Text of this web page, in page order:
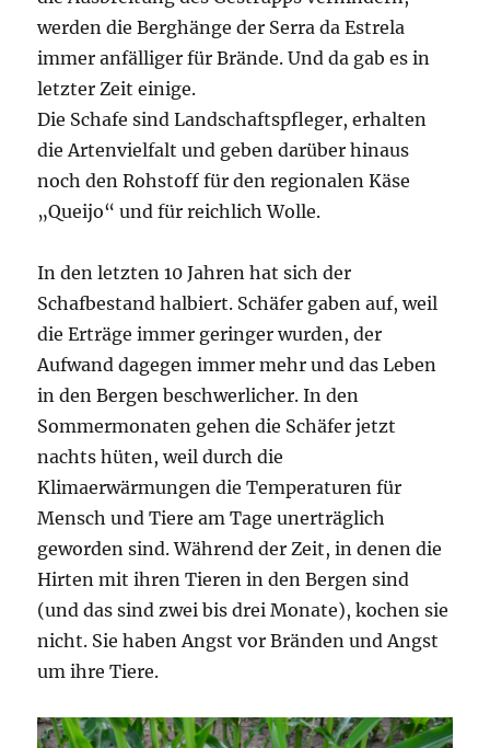
werden die Berghänge der Serra da Estrela
immer anfälliger für Brände. Und da gab es in
letzter Zeit einige.
Die Schafe sind Landschaftspfleger, erhalten
die Artenvielfalt und geben darüber hinaus
noch den Rohstoff für den regionalen Käse
„Queijo“ und für reichlich Wolle.
In den letzten 10 Jahren hat sich der
Schafbestand halbiert. Schäfer gaben auf, weil
die Erträge immer geringer wurden, der
Aufwand dagegen immer mehr und das Leben
in den Bergen beschwerlicher. In den
Sommermonaten gehen die Schäfer jetzt
nachts hüten, weil durch die
Klimaerwärmungen die Temperaturen für
Mensch und Tiere am Tage unerträglich
geworden sind. Während der Zeit, in denen die
Hirten mit ihren Tieren in den Bergen sind
(und das sind zwei bis drei Monate), kochen sie
nicht. Sie haben Angst vor Bränden und Angst
um ihre Tiere.